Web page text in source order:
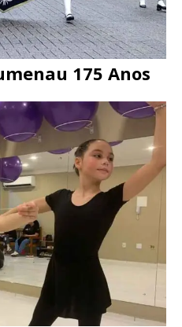
175 Anos